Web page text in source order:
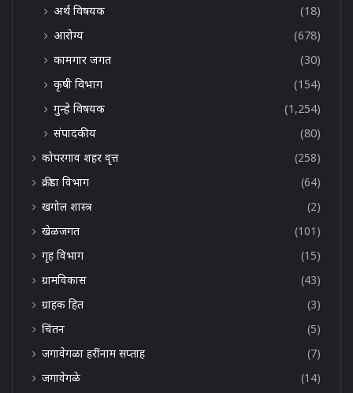
अर्थ विषयक
(18)
आरोग्य
(678)
कामगार जगत
(30)
कृषी विभाग
(154)
गुन्हे विषयक
(1,254)
संपादकीय
(80)
कोपरगाव शहर वृत्त
(258)
क्रीडा विभाग
(64)
खगोल शास्त्र
(2)
खेळजगत
(101)
गृह विभाग
(15)
ग्रामविकास
(43)
ग्राहक हित
(3)
चिंतन
(5)
जगावेगळा हरींनाम सप्ताह
(7)
जगावेगळे
(14)